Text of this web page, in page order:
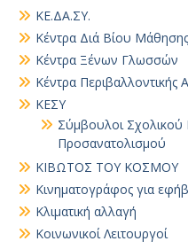
ΚΕ.ΔΑ.ΣΥ.
Κέντρα Διά Βίου Μάθησης
Κέντρα Ξένων Γλωσσών
Κέντρα Περιβαλλοντικής
ΚΕΣΥ
Σύμβουλοι Σχολικού
Προσανατολισμού
ΚΙΒΩΤΟΣ ΤΟΥ ΚΟΣΜΟΥ
Κινηματογράφος για
Κλιματική αλλαγή
Κοινωνικοί Λειτουργοί